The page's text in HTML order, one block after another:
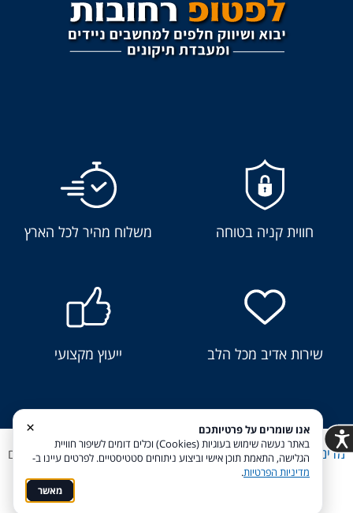
חווית קניה בטוחה
שירות אדיב מכל הלב
משלוח מהיר לכל הארץ
ייעוץ מקצועי
מדיניות פרטיות הצהרת נגישות Coi בניית אתרים
×
אנו שומרים על פרטיותכם
באתר נעשה שימוש בעוגיות (Cookies) וכלים דומים לשיפור חוויית
הגלישה, התאמת תוכן אישי וביצוע ניתוחים סטטיסטיים. לפרטים עיינו ב-
מדיניות הפרטיות.
מאשר